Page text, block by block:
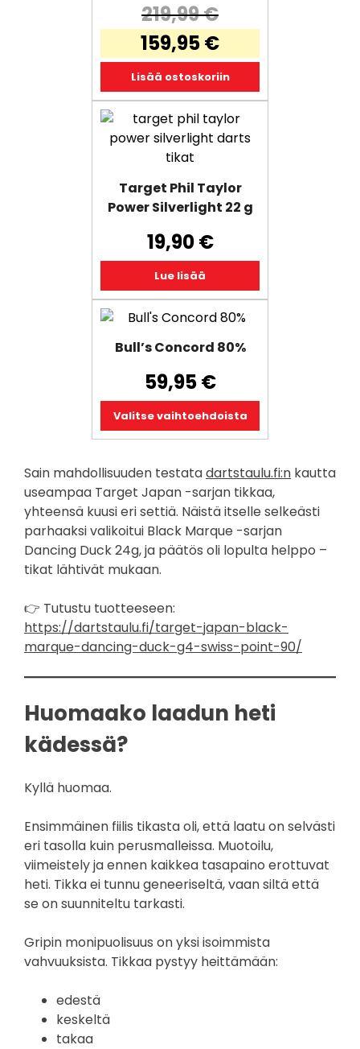
219,99€
Alkuperäinen
hinta
oli:
219,99 €.
159,95€
Nykyinen
hinta
on:
159,95 €.
Lisää ostoskoriin
Target Phil Taylor
Power Silverlight 22 g
19,90€
Lue lisää
Bull’s Concord 80%
59,95€
Valitse vaihtoehdoista
Tällä
useampi
muunnelma.
Voit
tehdä
tuotteen
sivulla.
Sain mahdollisuuden testatadartstaulu.fi:n kautta
useampaa Target Japan -sarjan tikkaa,
yhteensä kuusi eri settiä. Näistä itselle selkeästi
parhaaksi valikoitui Black Marque -sarjan
Dancing Duck 24g, ja päätös oli lopulta helppo –
tikat lähtivät mukaan.
👉 Tutustu tuotteeseen:
https://dartstaulu.fi/target-japan-black-
marque-dancing-duck-g4-swiss-point-90/
Huomaako laadun heti
kädessä?
Kyllä huomaa.
Ensimmäinen fiilis tikasta oli, että laatu on selvästi
eri tasolla kuin perusmalleissa. Muotoilu,
viimeistely ja ennen kaikkea tasapaino erottuvat
heti. Tikka ei tunnu geneeriseltä, vaan siltä että
se on suunniteltu tarkasti.
Gripin monipuolisuus on yksi isoimmista
vahvuuksista. Tikkaa pystyy heittämään:
edestä
keskeltä
takaa